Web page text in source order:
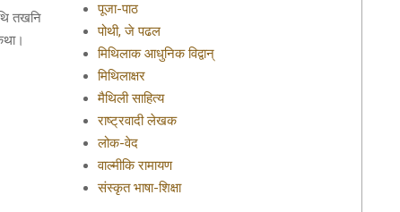
तखनि
पूजा-पाठ
पोथी, जे पढल
मिथिलाक आधुनिक विद्वान्
मिथिलाक्षर
मैथिली साहित्य
राष्ट्रवादी लेखक
लोक-वेद
वाल्मीकि रामायण
संस्कृत भाषा-शिक्षा